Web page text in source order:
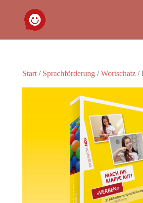
Start/ Sprachförderung /Wortschatz/